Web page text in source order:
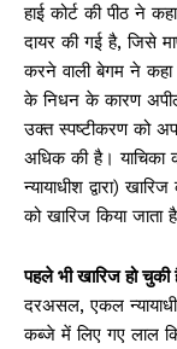
हाई कोर्ट की पीठ ने
दायर की गई है, जिसे
करने वाली बेगम ने कहा
के निधन के कारण
उक्त स्पष्टीकरण को
अधिक की है।
न्यायाधीश द्वारा)
को खारिज किया जाता
पहले भी खारिज हो चुकी
दरअसल, एकल
कब्जे में लिए गए लाल